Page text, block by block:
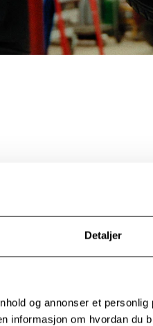
Detaljer
og annonser et
informasjon om hvordan du